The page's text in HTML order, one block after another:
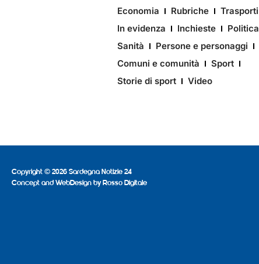
Economia
Rubriche
Trasporti
In evidenza
Inchieste
Politica
Sanità
Persone e personaggi
Comuni e comunità
Sport
Storie di sport
Video
Copyright © 2026 Sardegna Notizie 24
Concept and WebDesign by Rosso Digitale